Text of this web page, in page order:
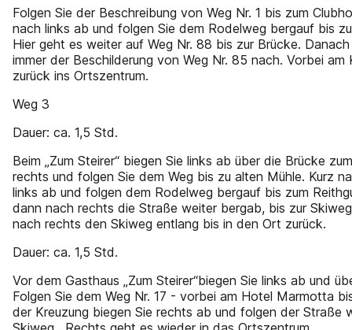
Folgen Sie der Beschreibung von Weg Nr. 1 bis zum
nach links ab und folgen Sie dem Rodelweg bergauf bis
Hier geht es weiter auf Weg Nr. 88 bis zur Brücke.
immer der Beschilderung von Weg Nr. 85 nach. Vorbei am
zurück ins Ortszentrum.
Weg 3
Dauer: ca. 1,5 Std.
Beim „Zum Steirer“ biegen Sie links ab über die Brücke
rechts und folgen Sie dem Weg bis zu alten Mühle. Kurz
links ab und folgen dem Rodelweg bergauf bis zum
dann nach rechts die Straße weiter bergab, bis zur
nach rechts den Skiweg entlang bis in den Ort zurück.
Dauer: ca. 1,5 Std.
Vor dem Gasthaus „Zum Steirer“biegen Sie links ab und
Folgen Sie dem Weg Nr. 17 - vorbei am Hotel Marmotta
der Kreuzung biegen Sie rechts ab und folgen der Straße